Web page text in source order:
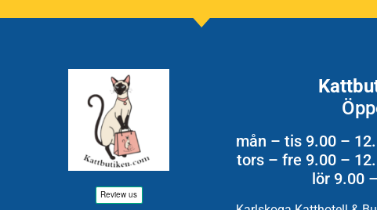
mån – tis 9.00 –
tors – fre 9.00 –
lör 9.00